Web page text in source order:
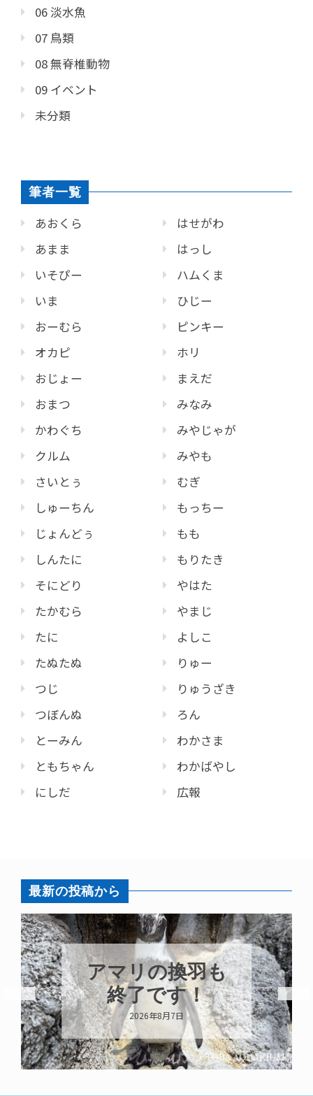
06 淡水魚
07 鳥類
08 無脊椎動物
09 イベント
未分類
筆者一覧
あおくら
あまま
いそぴー
いま
おーむら
オカピ
おじょー
おまつ
かわぐち
クルム
さいとぅ
しゅーちん
じょんどぅ
しんたに
そにどり
たかむら
たに
たぬたぬ
つじ
つぼんぬ
とーみん
ともちゃん
にしだ
はせがわ
はっし
ハムくま
ひじー
ピンキー
ホリ
まえだ
みなみ
みやじゃが
みやも
むぎ
もっちー
もも
もりたき
やはた
やまじ
よしこ
りゅー
りゅうざき
ろん
わかさま
わかばやし
広報
最新の投稿から
アマリの換羽も
終了です！
2026年8月7日